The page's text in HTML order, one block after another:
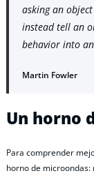
asking an
instead tell an
behavior into
Martin Fowler
Un horno
Para comprender
horno de